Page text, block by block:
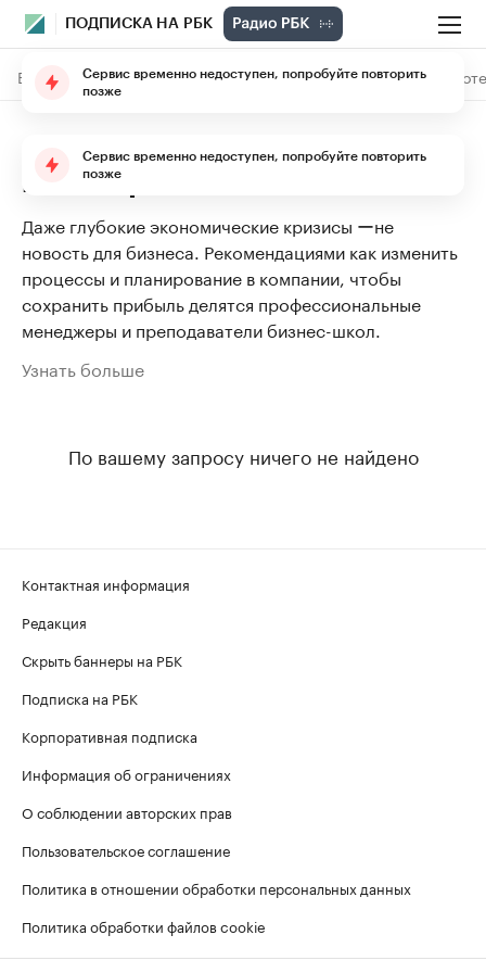
ПОДПИСКА НА РБК
В подписке Материалы Лекции The Economist
Антикризисный менеджмент:
как сохранить бизнес
Даже глубокие экономические кризисы ーне
новость для бизнеса. Рекомендациями как изменить
процессы и планирование в компании, чтобы
сохранить прибыль делятся профессиональные
менеджеры и преподаватели бизнес-школ.
Узнать больше
По вашему запросу ничего не найдено
Контактная информация
Редакция
Скрыть баннеры на РБК
Подписка на РБК
Корпоративная подписка
Информация об ограничениях
О соблюдении авторских прав
Пользовательское соглашение
Политика в отношении обработки персональных данных
Политика обработки файлов cookie
Сервис временно недоступен, попробуйте повторить
позже
Сервис временно недоступен, попробуйте повторить
позже